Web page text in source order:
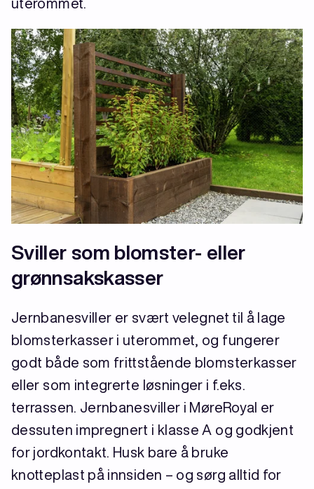
uterommet.
Sviller som blomster- eller
grønnsakskasser
Jernbanesviller er svært velegnet til å lage
blomsterkasser i uterommet, og fungerer
godt både som frittstående blomsterkasser
eller som integrerte løsninger i f.eks.
terrassen. Jernbanesviller i MøreRoyal er
dessuten impregnert i klasse A og godkjent
for jordkontakt. Husk bare å bruke
knotteplast på innsiden – og sørg alltid for